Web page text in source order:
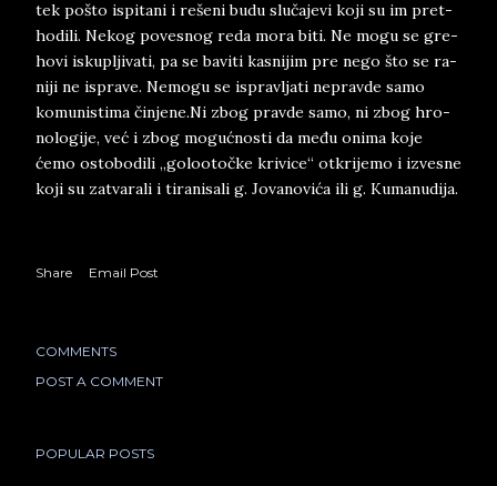
tek ­poš­to is­pi­ta­ni i re­š­e­ni budu slučaje­vi koji su im pret­
ho­di­li. Ne­kog po­ve­snog reda mora biti. Ne mogu se gre­
ho­vi is­ku­plji­va­ti, pa se ba­vi­ti ka­sni­jim pre­ ne­go­ što­ se ra­
ni­ji ne is­pra­ve. Ne­mo­gu se ispravljati nepravde samo
komunistima čin­je­ne.Ni z­bog ­prav­de ­sa­mo, ni zbog hro­
no­lo­gi­je, već i zbog mogućno­sti da među oni­ma koje
ćemo osto­bo­dili „go­lo­o­točke kri­vi­ce“ ot­kri­je­mo i iz­ve­sne
koji su za­tva­ra­li i ti­ra­ni­sa­li g. Jova­no­vića ili g. Ku­ma­nu­di­ja.
Share Email Post
COMMENTS
POST A COMMENT
POPULAR POSTS